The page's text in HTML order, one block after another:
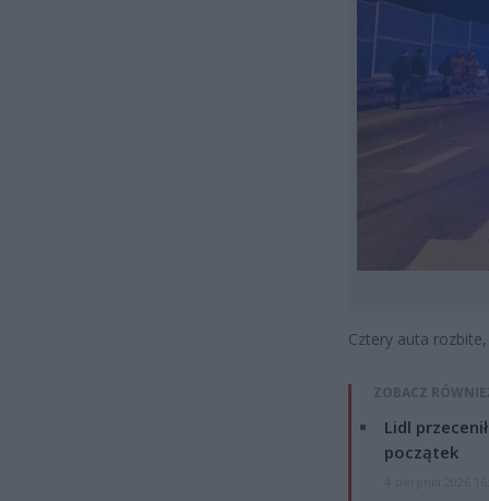
Cztery auta
ZOBACZ
Lidl
początek